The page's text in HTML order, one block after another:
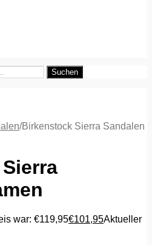
Suchen
/Birkenstock Sierra Sandalen
war: €119,95€101,95Aktueller